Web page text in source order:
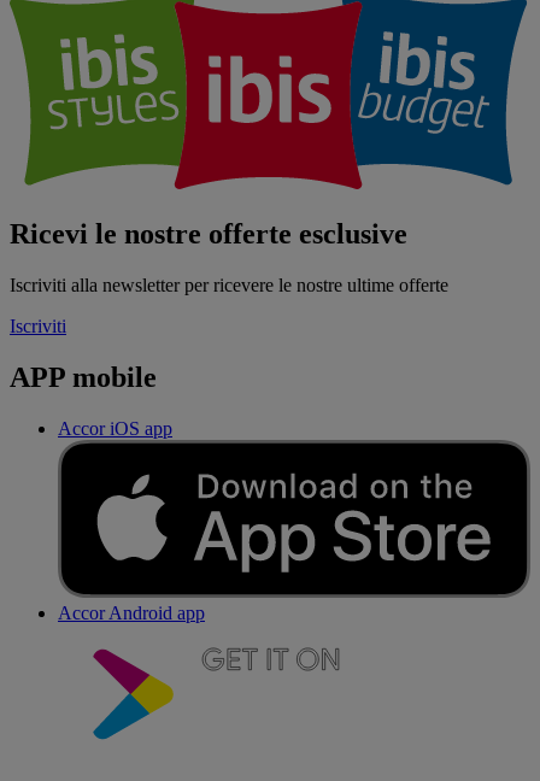
Ricevi le nostre offerte esclusive
Iscriviti alla newsletter per ricevere le nostre ultime offerte
Iscriviti
APP mobile
Accor iOS app
Accor Android app